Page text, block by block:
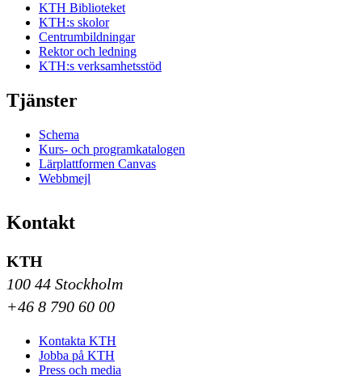
KTH Biblioteket
KTH:s skolor
Centrumbildningar
Rektor och ledning
KTH:s verksamhetsstöd
Tjänster
Schema
Kurs- och programkatalogen
Lärplattformen Canvas
Webbmejl
Kontakt
KTH
100 44 Stockholm
+46 8 790 60 00
Kontakta KTH
Jobba på KTH
Press och media